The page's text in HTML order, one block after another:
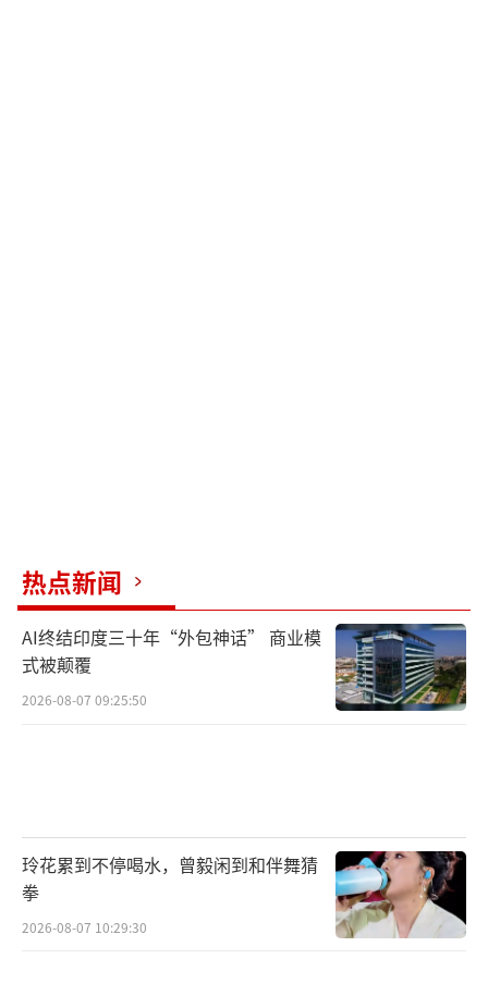
热点新闻
AI终结印度三十年“外包神话” 商业模
式被颠覆
2026-08-07 09:25:50
玲花累到不停喝水，曾毅闲到和伴舞猜
拳
2026-08-07 10:29:30